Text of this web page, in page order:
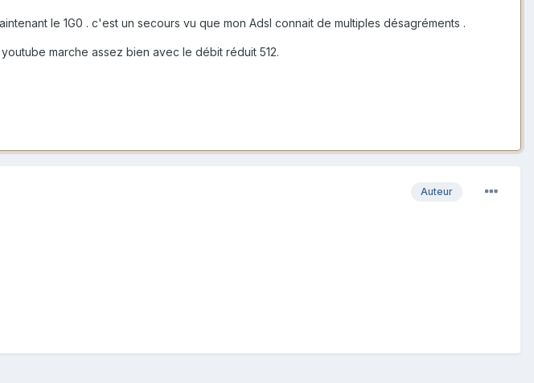
le 1G0 . c'est un secours vu que mon Adsl connait de multiples désagréments .
marche assez bien avec le débit réduit 512.
Auteur